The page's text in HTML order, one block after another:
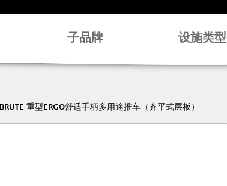
子品牌 设施类型
BRUTE 重型ERGO舒适手柄多用途推车（齐平式层板）